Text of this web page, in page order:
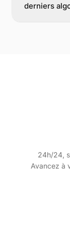
derniers
24h/24,
Avancez à